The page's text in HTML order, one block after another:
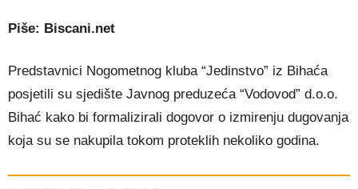
Piše: Biscani.net
Predstavnici Nogometnog kluba “Jedinstvo” iz Bihaća
posjetili su sjedište Javnog preduzeća “Vodovod” d.o.o.
Bihać kako bi formalizirali dogovor o izmirenju dugovanja
koja su se nakupila tokom proteklih nekoliko godina.